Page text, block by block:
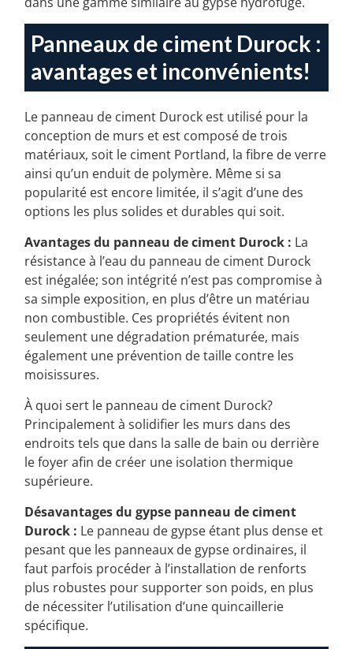
dans une gamme similaire au gypse hydrofuge.
Panneaux de ciment Durock :
avantages et inconvénients!
Le panneau de ciment Durock est utilisé pour la
conception de murs et est composé de trois
matériaux, soit le ciment Portland, la fibre de verre
ainsi qu’un enduit de polymère. Même si sa
popularité est encore limitée, il s’agit d’une des
options les plus solides et durables qui soit.
Avantages du panneau de ciment Durock :La
résistance à l’eau du panneau de ciment Durock
est inégalée; son intégrité n’est pas compromise à
sa simple exposition, en plus d’être un matériau
non combustible. Ces propriétés évitent non
seulement une dégradation prématurée, mais
également une prévention de taille contre les
À quoi sert le panneau de ciment Durock?
Principalement à solidifier les murs dans des
endroits tels que dans la salle de bain ou derrière
le foyer afin de créer une isolation thermique
supérieure.
Désavantages du gypse panneau de ciment
Durock :Le panneau de gypse étant plus dense et
pesant que les panneaux de gypse ordinaires, il
faut parfois procéder à l’installation de renforts
plus robustes pour supporter son poids, en plus
de nécessiter l’utilisation d’une quincaillerie
spécifique.